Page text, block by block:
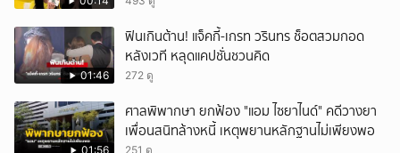
01:46
ฟินเกินต้าน! แจ็คกี้-เกรท วรินทร ช็อตสวมกอด
หลังเวที หลุดแคปชั่นชวนคิด
272 ดู
01:56
ศาลพิพากษา ยกฟ้อง "แอม ไซยาไนด์" คดีวางยา
เพื่อนสนิทล้างหนี้ เหตุพยานหลักฐานไม่เพียงพอ
251 ดู